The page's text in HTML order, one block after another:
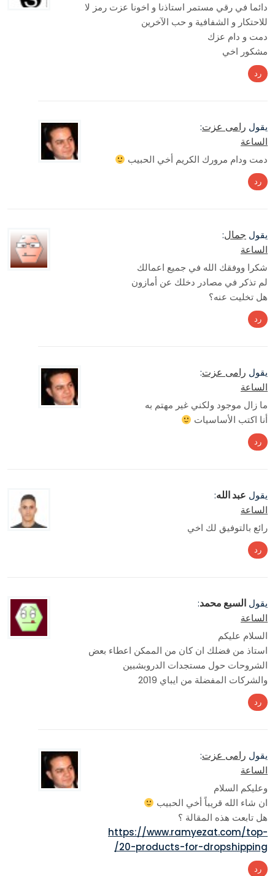
دائما في رقي مستمر استاذنا و اخونا عزت رمز لا
للاحتكار و الشفافية و حب الآخرين
دمت و دام عزك
مشكور اخي
رد
يقول رامى عزت:
الساعة
دمت ودام مرورك الكريم أخي الحبيب
رد
يقول جمال:
الساعة
شكرا ووفقك الله في جميع اعمالك
لم تذكر في مصادر دخلك عن أمازون
هل تخليت عنه؟
رد
يقول رامى عزت:
الساعة
ما زال موجود ولكني غير مهتم به
أنا اكتب الأساسيات
رد
يقول عبد الله:
الساعة
رائع بالتوفيق لك اخي
رد
يقول السبع محمد:
الساعة
السلام عليكم
استاذ من فضلك ان كان من الممكن اعطاء بعض
الشروحات حول مستجدات الدروبشبين
والشركات المفضلة من ايباي 2019
رد
يقول رامى عزت:
الساعة
وعليكم السلام
ان شاء الله قريباً أخي الحبيب
هل تابعت هذه المقالة ؟
https://www.ramyezat.com/top-
20-products-for-dropshipping/
رد